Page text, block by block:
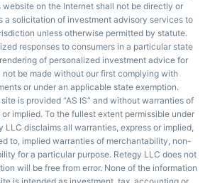
on the Internet shall not be directly or
a solicitation of investment advisory services to
unless otherwise permitted by statute.
responses to consumers in a particular state
of personalized investment advice for
be made without our first complying with
or under an applicable state exemption.
is provided “AS IS” and without warranties of
implied. To the fullest extent permissible under
LLC disclaims all warranties, express or implied,
to, implied warranties of merchantability, non-
for a particular purpose. Retegy LLC does not
will be free from error. None of the information